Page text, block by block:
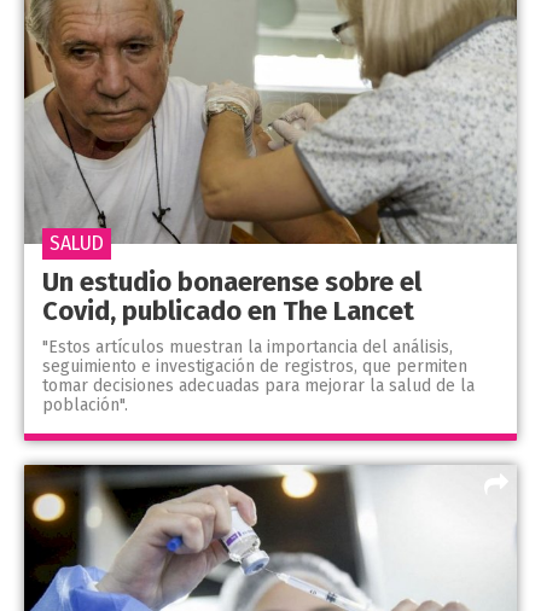
Un estudio bonaerense sobre el
Covid, publicado en The Lancet
"Estos artículos muestran la importancia del análisis,
seguimiento e investigación de registros, que permiten
tomar decisiones adecuadas para mejorar la salud de la
población".
SALUD